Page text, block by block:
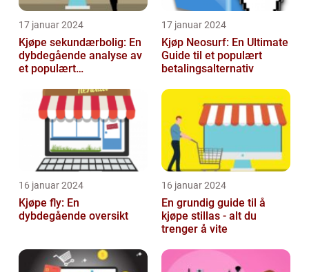
17 januar 2024
Kjøpe sekundærbolig: En
dybdegående analyse av
et populært
17 januar 2024
Kjøp Neosurf: En Ultimate
Guide til et populært
betalingsalternativ
16 januar 2024
Kjøpe fly: En
dybdegående oversikt
16 januar 2024
En grundig guide til å
kjøpe stillas - alt du
trenger å vite